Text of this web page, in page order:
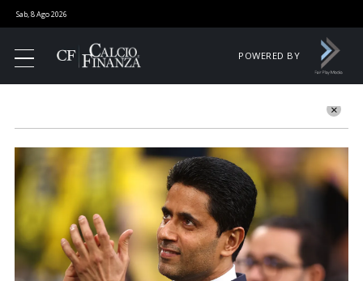
Sab, 8 Ago 2026
POWERED BY